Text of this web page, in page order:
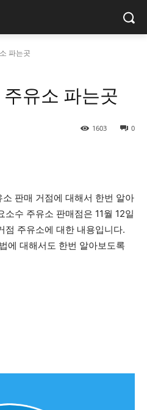
파는곳
유소 파는곳
0
1603
판매 거점에 대해서 한번 알아
수 주유소 판매점은 11월 12일
점 주유소에 대한 내용입니다.
에 대해서도 한번 알아보도록